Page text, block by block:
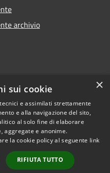
archivio
Copyright © 2026 • Comune di
Municipium•
Accesso
×
sui cookie
e assimilati strettamente
e alla navigazione del sito,
al solo fine di elaborare
aggregate e anonime.
la cookie policy al seguente link
RIFIUTA TUTTO